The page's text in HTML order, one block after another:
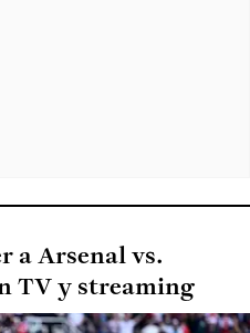
a Arsenal vs.
TV y streaming